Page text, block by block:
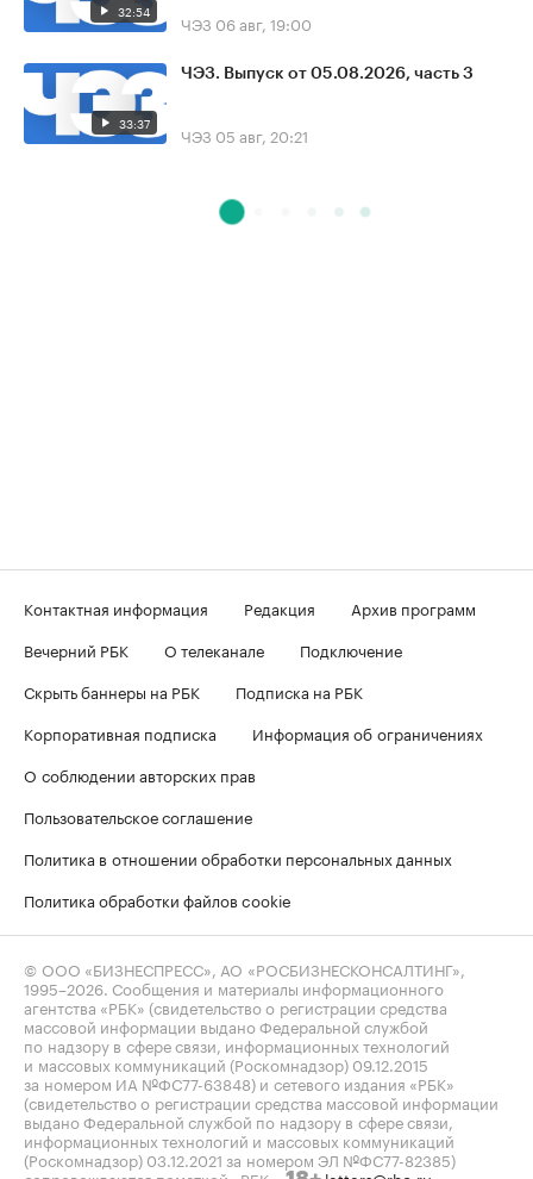
32:54 ЧЭЗ 06 авг, 19:00
33:37
ЧЭЗ. Выпуск от 05.08.2026, часть 3
ЧЭЗ 05 авг, 20:21
Контактная информация Редакция
Архив программ
Вечерний РБК
О телеканале
Подключение
Скрыть баннеры на РБК
Подписка на РБК
Корпоративная подписка
Информация об ограничениях
О соблюдении авторских прав
Пользовательское соглашение
Политика в отношении обработки персональных данных
Политика обработки файлов cookie
© ООО «БИЗНЕСПРЕСС», АО «РОСБИЗНЕСКОНСАЛТИНГ»,
1995–2026 . Сообщения и материалы информационного
агентства «РБК» (свидетельство о регистрации средства
массовой информации выдано Федеральной службой
по надзору в сфере связи, информационных технологий
и массовых коммуникаций (Роскомнадзор) 09.12.2015
за номером ИА №ФС77-63848) и сетевого издания «РБК»
(свидетельство о регистрации средства массовой информации
выдано Федеральной службой по надзору в сфере связи,
информационных технологий и массовых коммуникаций
(Роскомнадзор) 03.12.2021 за номером ЭЛ №ФС77-82385)